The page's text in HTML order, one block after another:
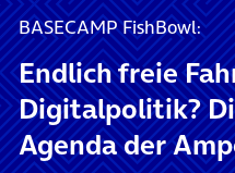
BASECAMP FishBowl:
Endlich freie
Digitalpolitik?
Agenda der